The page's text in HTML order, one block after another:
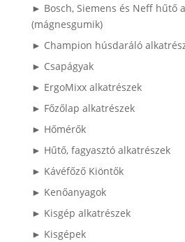
► Bosch, Siemens és Neff hűtő
(mágnesgumik)
► Champion húsdaráló
► Csapágyak
► ErgoMixx alkatrészek
► Főzőlap alkatrészek
► Hőmérők
► Hűtő, fagyasztó alkatrészek
► Kávéfőző Kiöntők
► Kenőanyagok
► Kisgép alkatrészek
► Kisgépek